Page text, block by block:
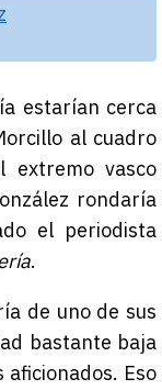
estarían cerca
al cuadro
vasco
rondaría
el periodista
.
de uno de sus
bastante baja
Eso